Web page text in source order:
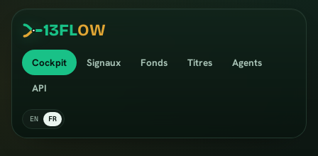
13FLOW
Cockpit Signaux Fonds Titres
Agents
API
EN FR